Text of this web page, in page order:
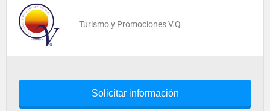
Turismo y Promociones V.Q
Solicitar información